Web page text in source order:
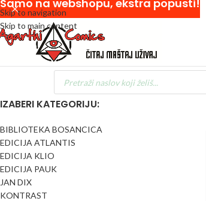
Skip to navigation
Skip to main content
IZABERI KATEGORIJU:
BIBLIOTEKA BOSANCICA
EDICIJA ATLANTIS
EDICIJA KLIO
EDICIJA PAUK
JAN DIX
KONTRAST
Samo na webshopu, ekstra popusti!